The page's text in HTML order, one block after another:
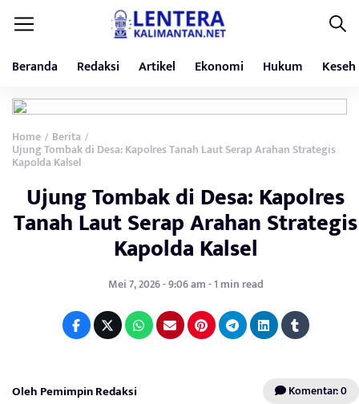
Beranda Redaksi Artikel Ekonomi Hukum
Home / Berita /
Ujung Tombak di Desa: Kapolres Tanah Laut Serap Arahan Strategis
Kapolda Kalsel
Ujung Tombak di Desa: Kapolres
Tanah Laut Serap Arahan Strategis
Kapolda Kalsel
Mei 7, 2026 - 9:06 am - 1 min read
Oleh Pemimpin Redaksi Komentar: 0